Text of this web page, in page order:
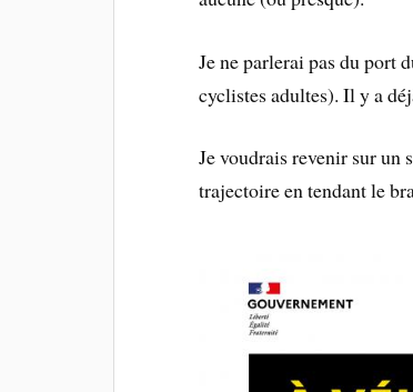
Je ne parlerai pas du port
cyclistes adultes). Il y a
Je voudrais revenir sur
trajectoire en tendant le